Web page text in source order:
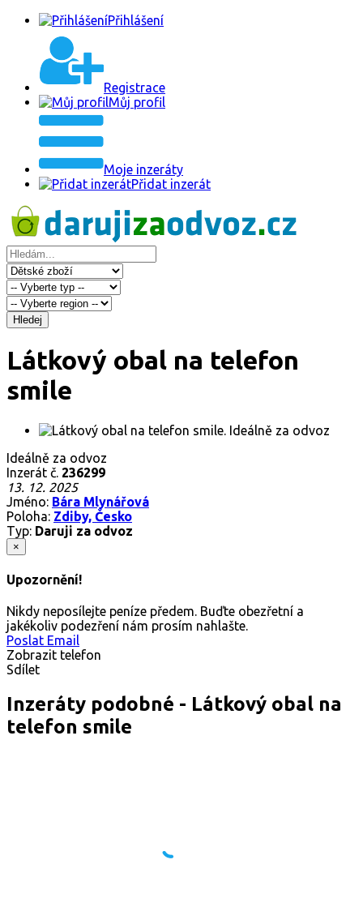
Přihlášení
Registrace
Můj profil
Moje inzeráty
Přidat inzerát
Hledej
Látkový obal na telefon
smile
Ideálně za odvoz
Inzerát č. 236299
13. 12. 2025
Jméno: Bára Mlynářová
Poloha: Zdiby, Česko
Typ: Daruji za odvoz
×
Upozornění!
Nikdy neposílejte peníze předem. Buďte obezřetní a
jakékoliv podezření nám prosím nahlašte.
Poslat Email
Zobrazit telefon
Sdílet
Inzeráty podobné - Látkový obal na
telefon smile